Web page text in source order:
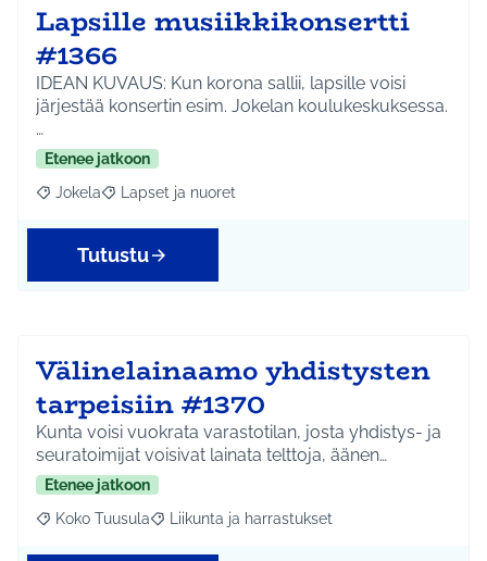
Lapsille musiikkikonsertti
#1366
IDEAN KUVAUS: Kun korona sallii, lapsille voisi
järjestää konsertin esim. Jokelan koulukeskuksessa.
…
Etenee jatkoon
Rajaa tulokset aihepiirin mukaan: Jokela
Jokela Rajaa tulokset teeman mukaan: Lapset ja nuoret
Lapset ja nuoret
Tutustu
Välinelainaamo yhdistysten
tarpeisiin #1370
Kunta voisi vuokrata varastotilan, josta yhdistys- ja
seuratoimijat voisivat lainata telttoja, äänen…
Etenee jatkoon
Rajaa tulokset aihepiirin mukaan: Koko Tuusula
Koko Tuusula Rajaa tulokset teeman mukaan: Liikunta ja
Liikunta ja harrastukset